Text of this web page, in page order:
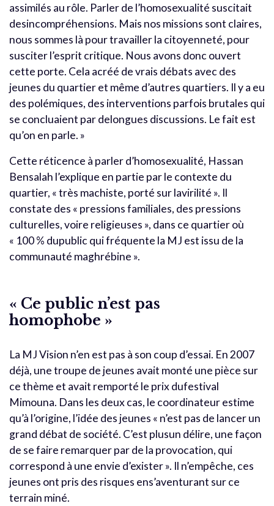
assimilés au rôle. Parler de l’homosexualité suscitait
desincompréhensions. Mais nos missions sont claires,
nous sommes là pour travailler la citoyenneté, pour
susciter l’esprit critique. Nous avons donc ouvert
cette porte. Cela acréé de vrais débats avec des
jeunes du quartier et même d’autres quartiers. Il y a eu
des polémiques, des interventions parfois brutales qui
se concluaient par delongues discussions. Le fait est
qu’on en parle. »
Cette réticence à parler d’homosexualité, Hassan
Bensalah l’explique en partie par le contexte du
quartier, « très machiste, porté sur lavirilité ». Il
constate des « pressions familiales, des pressions
culturelles, voire religieuses », dans ce quartier où
« 100 % dupublic qui fréquente la MJ est issu de la
communauté maghrébine ».
« Ce public n’est pas
homophobe »
La MJ Vision n’en est pas à son coup d’essai. En 2007
déjà, une troupe de jeunes avait monté une pièce sur
ce thème et avait remporté le prix dufestival
Mimouna. Dans les deux cas, le coordinateur estime
qu’à l’origine, l’idée des jeunes « n’est pas de lancer un
grand débat de société. C’est plusun délire, une façon
de se faire remarquer par de la provocation, qui
correspond à une envie d’exister ». Il n’empêche, ces
jeunes ont pris des risques ens’aventurant sur ce
terrain miné.